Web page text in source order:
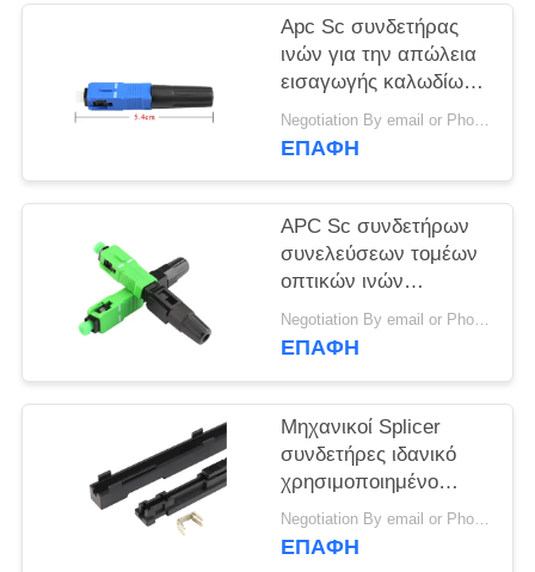
PRIVACY
Apc Sc συνδετήρας
ινών για την απώλεια
εισαγωγής καλωδίων
πτώσης
2.0x3.0mm/FTTH
Negotiation By email or Phone Call MOQ:Το ρητό MOQ είναι 10pcs
ΕΠΑΦΉ
APC Sc συνδετήρων
συνελεύσεων τομέων
οπτικών ινών
εγκατεστημένης προ
κεραμικό Ferrule
Negotiation By email or Phone Call MOQ:Το ρητό MOQ είναι 10pcs
ΕΠΑΦΉ
Μηχανικοί Splicer
συνδετήρες ιδανικό
χρησιμοποιημένο
FTTX συνελεύσεων
τομέων οπτικών ινών
Negotiation By email or Phone Call MOQ:Το ρητό MOQ είναι 10pcs
ΕΠΑΦΉ